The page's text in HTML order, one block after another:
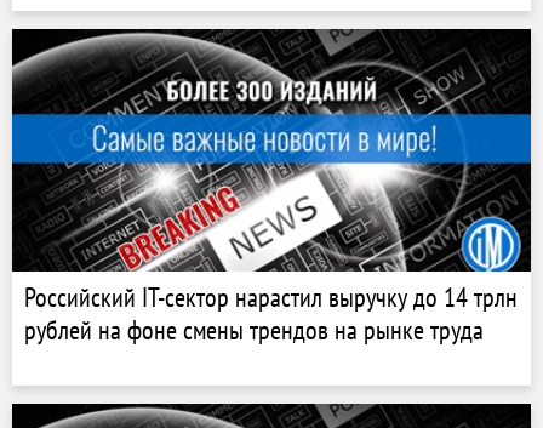
Российский IT-сектор нарастил выручку до 14 трлн
рублей на фоне смены трендов на рынке труда